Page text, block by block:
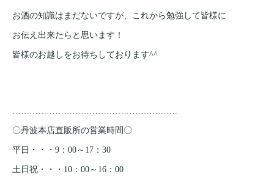
お酒の知識はまだないですが、これから勉強して皆様に
お伝え出来たらと思います！
皆様のお越しをお待ちしております^^
………………………………………………….
〇丹波本店直販所の営業時間〇
平日・・・9：00～17：30
土日祝・・・10：00～16：00